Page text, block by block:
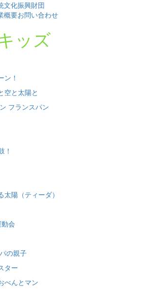
文化振興財団
概要お問い合わせ
ッズ
ン！
空と太陽と
フランスパン
！
陽（ティーダ）
会
の親子
ター
べんとマン